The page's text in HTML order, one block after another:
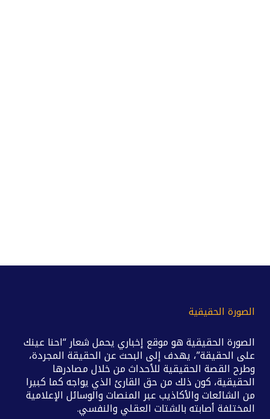
الصورة الحقيقية
الصورة الحقيقية هو موقع إخباري يحمل شعار “احنا عينك
على الحقيقة”، يهدف إلى البحث عن الحقيقة المجردة،
وطرح القصة الحقيقية للأحداث من خلال مصادرها
الحقيقية، كون ذلك من حق القارئ الذي يواجه كما كبيرا
من الشائعات والأكاذيب عبر المنصات والوسائل الإعلامية
المختلفة أصابته بالشتات العقلي والنفسي.